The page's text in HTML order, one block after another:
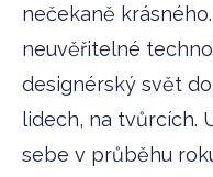
nečekaně
neuvěřitelné
designérský svět
lidech, na tvůrcích.
sebe v průběhu